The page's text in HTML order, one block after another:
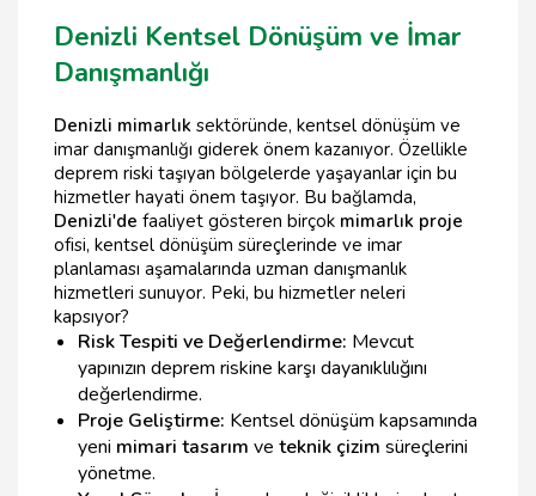
Denizli Kentsel Dönüşüm ve İmar
Danışmanlığı
Denizli mimarlık sektöründe, kentsel dönüşüm ve
imar danışmanlığı giderek önem kazanıyor. Özellikle
deprem riski taşıyan bölgelerde yaşayanlar için bu
hizmetler hayati önem taşıyor. Bu bağlamda,
Denizli'de faaliyet gösteren birçok mimarlık proje
ofisi, kentsel dönüşüm süreçlerinde ve imar
planlaması aşamalarında uzman danışmanlık
hizmetleri sunuyor. Peki, bu hizmetler neleri
kapsıyor?
Risk Tespiti ve Değerlendirme: Mevcut
yapınızın deprem riskine karşı dayanıklılığını
değerlendirme.
Proje Geliştirme: Kentsel dönüşüm kapsamında
yeni mimari tasarım ve teknik çizim süreçlerini
yönetme.